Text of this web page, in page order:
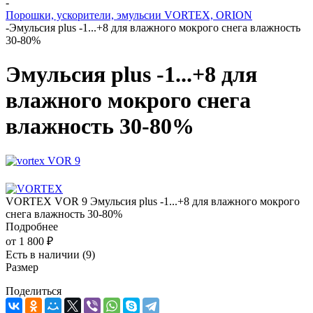
-
Порошки, ускорители, эмульсии VORTEX, ORION
-Эмульсия plus -1...+8 для влажного мокрого снега влажность
30-80%
Эмульсия plus -1...+8 для
влажного мокрого снега
влажность 30-80%
VORTEX VOR 9 Эмульсия plus -1...+8 для влажного мокрого
снега влажность 30-80%
Подробнее
от 1 800 ₽
Есть в наличии (9)
Размер
Поделиться